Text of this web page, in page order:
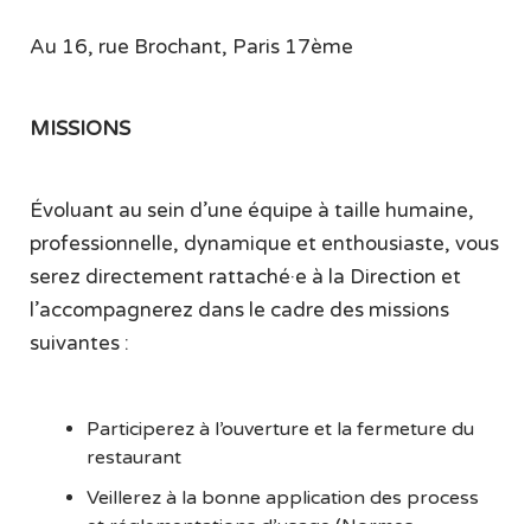
Au 16, rue Brochant, Paris 17ème
MISSIONS
Évoluant au sein d’une équipe à taille humaine,
professionnelle, dynamique et enthousiaste, vous
serez directement rattaché·e à la Direction et
l’accompagnerez dans le cadre des missions
suivantes :
Participerez à l’ouverture et la fermeture du
restaurant
Veillerez à la bonne application des process